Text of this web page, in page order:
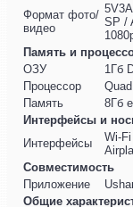
Формат фото/
видео
SP /
Память и
ОЗУ
1Гб
Процессор
Память
8Гб
Интерфейсы и
Интерфейсы
Wi-
Совместимость
Приложение
Общие